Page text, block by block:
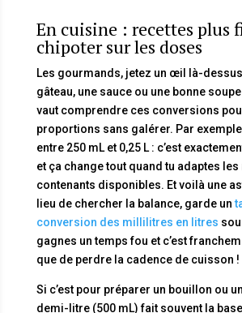
En cuisine : recettes plus
chipoter sur les doses
Les gourmands, jetez un œil là-
gâteau, une sauce ou une bonne
vaut comprendre ces conversions
proportions sans galérer. Par
entre 250 mL et 0,25 L : c’est
et ça change tout quand tu adaptes les
contenants disponibles. Et voilà une
lieu de chercher la balance, garde un
conversion des millilitres en litres
gagnes un temps fou et c’est
que de perdre la cadence de cuisson !
Si c’est pour préparer un bouillon ou
demi-litre (500 mL) fait souvent la